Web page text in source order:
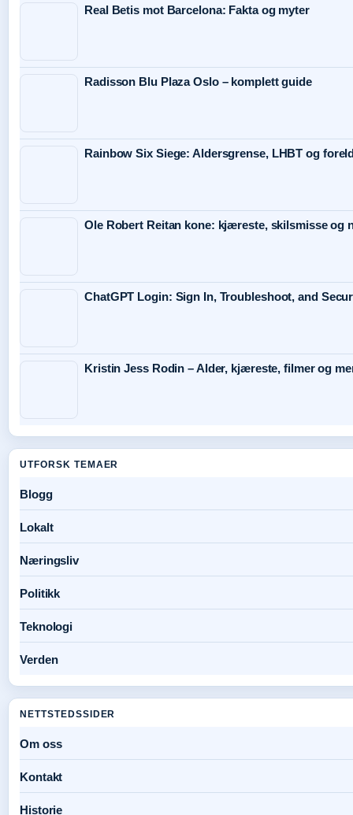
Real Betis mot Barcelona: Fakta og myter
Radisson Blu Plaza Oslo – komplett guide
Rainbow Six Siege: Aldersgrense, LHBT og
Ole Robert Reitan kone: kjæreste, skilsmisse og
ChatGPT Login: Sign In, Troubleshoot, and
Kristin Jess Rodin – Alder, kjæreste, filmer og
UTFORSK TEMAER
Blogg
Lokalt
Næringsliv
Politikk
Teknologi
Verden
NETTSTEDSSIDER
Om oss
Kontakt
Historie